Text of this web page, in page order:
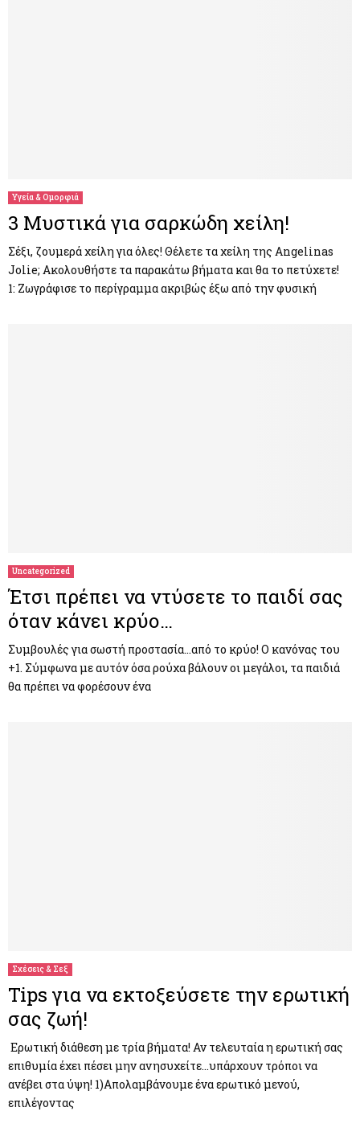
Υγεία & Ομορφιά
3 Μυστικά για σαρκώδη χείλη!
Σέξι, ζουμερά χείλη για όλες! Θέλετε τα χείλη της Angelinas
Jolie; Ακολουθήστε τα παρακάτω βήματα και θα το πετύχετε!
1: Ζωγράφισε το περίγραμμα ακριβώς έξω από την φυσική
Uncategorized
Έτσι πρέπει να ντύσετε το παιδί σας
όταν κάνει κρύο…
Συμβουλές για σωστή προστασία…από το κρύο! Ο κανόνας του
+1. Σύμφωνα με αυτόν όσα ρούχα βάλουν οι μεγάλοι, τα παιδιά
θα πρέπει να φορέσουν ένα
Σχέσεις & Σεξ
Tips για να εκτοξεύσετε την ερωτική
σας ζωή!
Ερωτική διάθεση με τρία βήματα! Αν τελευταία η ερωτική σας
επιθυμία έχει πέσει μην ανησυχείτε…υπάρχουν τρόποι να
ανέβει στα ύψη! 1)Απολαμβάνουμε ένα ερωτικό μενού,
επιλέγοντας